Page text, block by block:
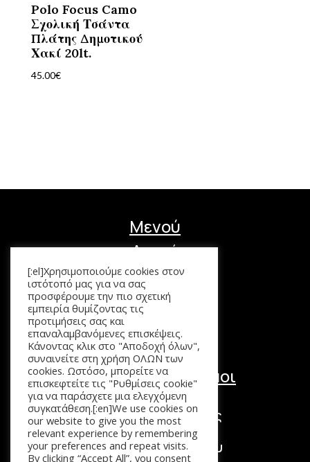
Polo Focus Camo
Σχολική Τσάντα
Πλάτης Δημοτικού
Χακί 20lt.
45.00€
Μενού
Αρχική
Προϊόντα
Καλάθι
Επικοινωνία
Χρήσιμοι Σύνδεσμοι
Τόποι Πληρωμής
Τρόποι Επιστροφής
Τρόποι Αποστολής
Πολιτική Απορρήτου
[:el]Χρησιμοποιούμε cookies στον
ιστότοπό μας για να σας
προσφέρουμε την πιο σχετική
εμπειρία θυμίζοντας τις
προτιμήσεις σας και
επαναλαμβανόμενες επισκέψεις.
Κάνοντας κλικ στο "Αποδοχή όλων",
συναινείτε στη χρήση ΟΛΩΝ των
cookies. Ωστόσο, μπορείτε να
επισκεφτείτε τις "Ρυθμίσεις cookie"
για να παράσχετε μια ελεγχόμενη
συγκατάθεση.[:en]We use cookies on
our website to give you the most
relevant experience by remembering
your preferences and repeat visits.
By clicking “Accept All”, you consent